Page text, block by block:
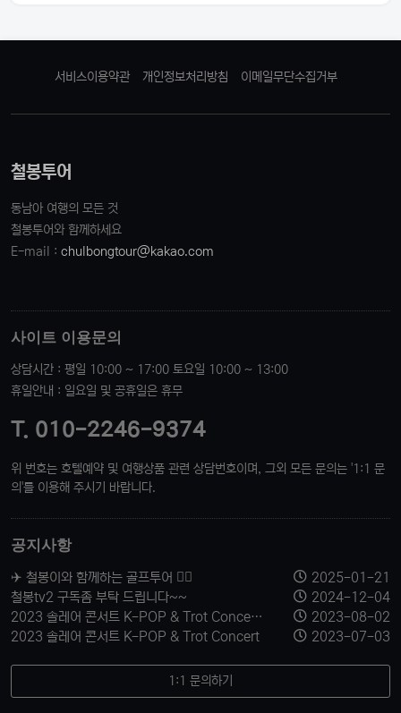
서비스이용약관 개인정보처리방침 이메일무단수집거부
철봉투어
동남아 여행의 모든 것
철봉투어와 함께하세요
E-mail : chulbongtour@kakao.com
사이트 이용문의
상담시간 : 평일 10:00 ~ 17:00 토요일 10:00 ~ 13:00
휴일안내 : 일요일 및 공휴일은 휴무
T. 010-2246-9374
위 번호는 호텔예약 및 여행상품 관련 상담번호이며, 그외 모든 문의는 '1:1 문
의'를 이용해 주시기 바랍니다.
공지사항
✈️ 철봉이와 함께하는 골프투어 🏌️‍♂️
2025-01-21
철봉tv2 구독좀 부탁 드립니다~~
2024-12-04
2023 솔레어 콘서트 K-POP & Trot Concert 티켓 신청 받습니다.
2023-08-02
2023 솔레어 콘서트 K-POP & Trot Concert
2023-07-03
1:1 문의하기